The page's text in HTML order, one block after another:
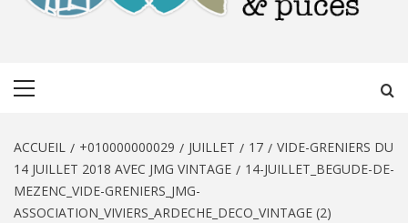
ACCUEIL +010000000029 JUILLET 17
VIDE-GRENIERS DU
14 JUILLET 2018 AVEC JMG VINTAGE
14-JUILLET_BEGUDE-DE-
MEZENC_VIDE-GRENIERS_JMG-
ASSOCIATION_VIVIERS_ARDECHE_DECO_VINTAGE (2)